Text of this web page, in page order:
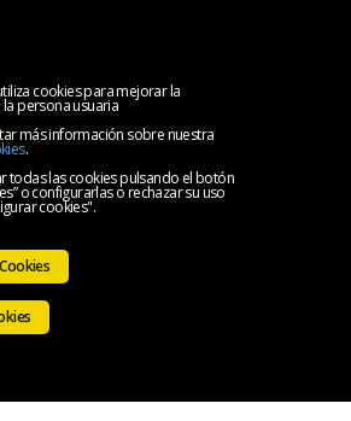
cookies para mejorar la
persona usuaria
más información sobre nuestra
.
todas las cookies pulsando el botón
o configurarlas o rechazar su uso
cookies".